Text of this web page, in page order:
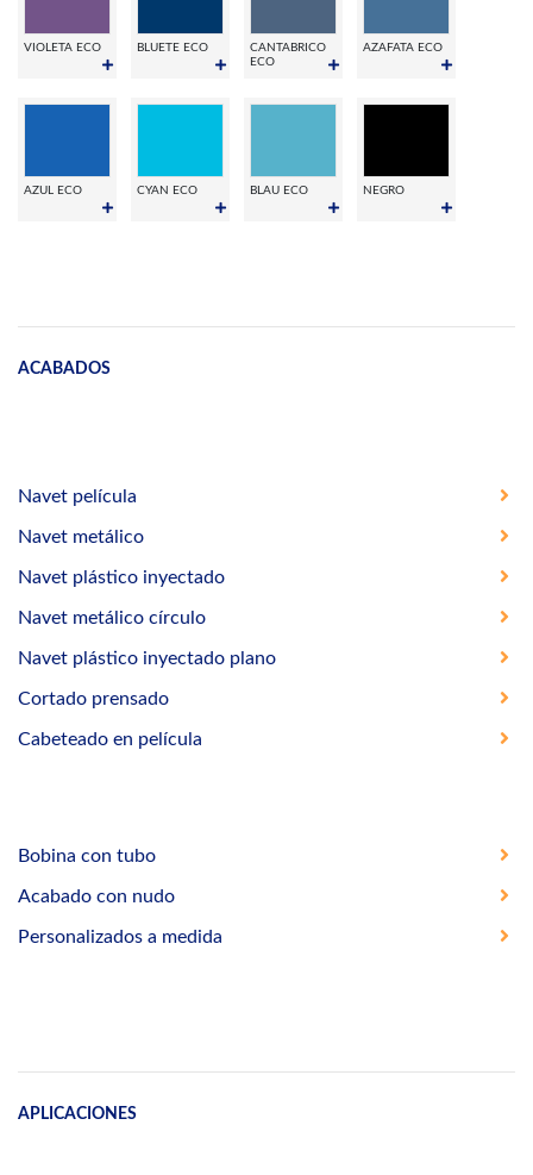
VIOLETA ECO BLUETE ECO
CANTABRICO
ECO
AZAFATA ECO
AZUL ECO CYAN ECO BLAU ECO NEGRO
ACABADOS
Navet película
Navet metálico
Navet plástico inyectado
Navet metálico círculo
Navet plástico inyectado plano
Cortado prensado
Cabeteado en película
Bobina con tubo
Acabado con nudo
Personalizados a medida
APLICACIONES